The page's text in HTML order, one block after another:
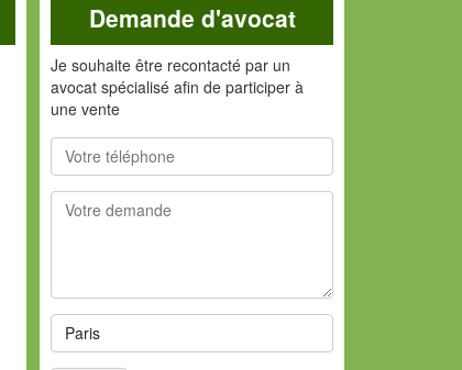
Demande d'avocat
Je souhaite être recontacté par un
avocat spécialisé afin de participer à
une vente